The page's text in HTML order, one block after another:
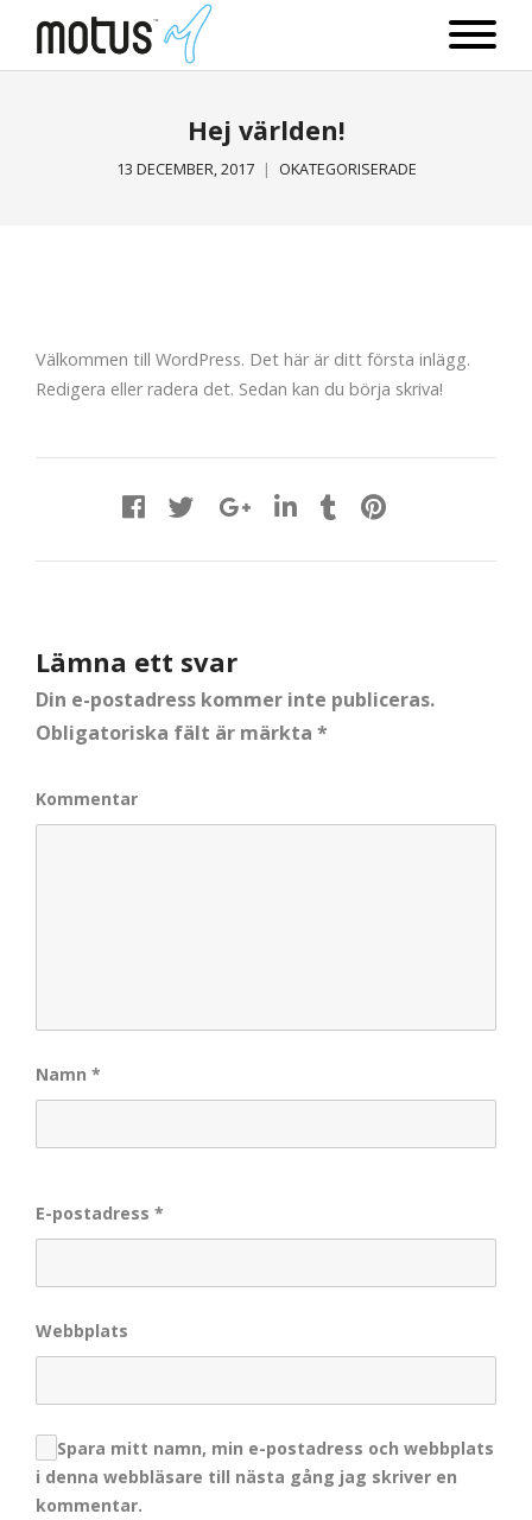
Hej världen!
13 DECEMBER, 2017 OKATEGORISERADE
Välkommen till WordPress. Det här är ditt första inlägg.
Redigera eller radera det. Sedan kan du börja skriva!
Lämna ett svar
Din e-postadress kommer inte publiceras.
Obligatoriska fält är märkta *
Kommentar
Namn *
E-postadress *
Webbplats
Spara mitt namn, min e-postadress och webbplats
i denna webbläsare till nästa gång jag skriver en
kommentar.